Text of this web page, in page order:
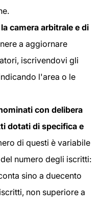
camera arbitrale e di
a aggiornare
iscrivendovi gli
l'area o le
con delibera
dotati di specifica e
di questi è variabile
numero degli iscritti:
sino a duecento
non superiore a